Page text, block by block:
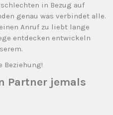
in Bezug auf
genau was verbindet alle.
Anruf zu liebt lange
entdecken entwickeln
Beziehung!
Partner jemals